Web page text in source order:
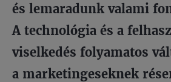
és lemaradunk valami
A technológia és a
viselkedés folyamatos
a marketingeseknek